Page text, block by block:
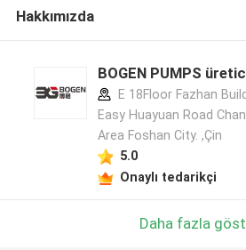
Hakkımızda
BOGEN PUMPS
E 18Floor Fazhan
Easy Huayuan Road
Area Foshan City. ,Çin
5.0
Onaylı tedarikçi
Daha fazla